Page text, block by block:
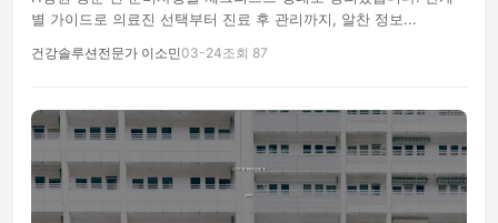
별 가이드로 의료진 선택부터 진료 후 관리까지, 알찬 정보...
건강솔루션전문가 이소민03-24조회 87